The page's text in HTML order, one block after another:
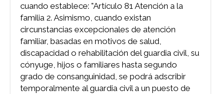
cuando establece: "Artículo 81 Atención a la
familia 2. Asimismo, cuando existan
circunstancias excepcionales de atención
familiar, basadas en motivos de salud,
discapacidad o rehabilitación del guardia civil, su
cónyuge, hijos o familiares hasta segundo
grado de consanguinidad, se podrá adscribir
temporalmente al guardia civil a un puesto de